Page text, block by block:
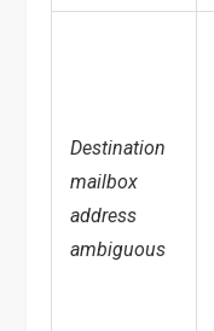
Destination
mailbox
address
ambiguous